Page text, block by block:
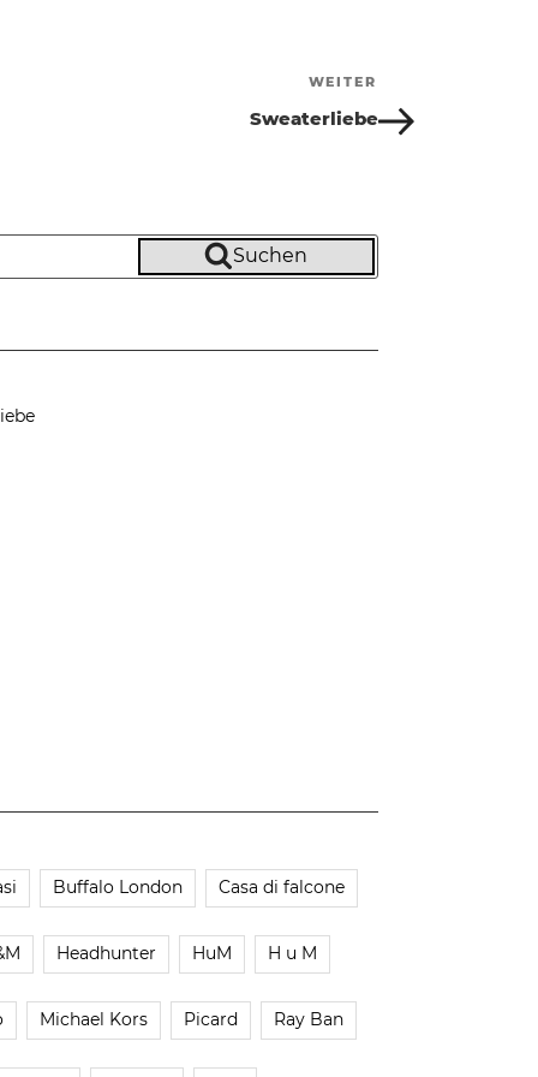
Beitrag
WEITER
Sweaterliebe
Suchen
Buffalo London Casa di falcone
Headhunter HuM H u M
Michael Kors Picard Ray Ban